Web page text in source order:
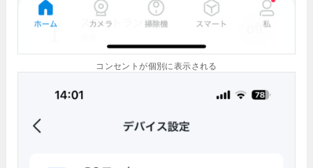
コンセントが個別に表示される